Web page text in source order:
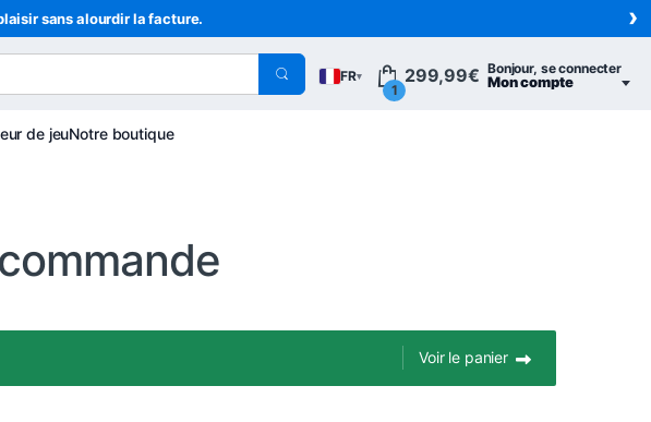
sans alourdir la facture. ›
FR▾ Bonjour, se connecter
Mon compte
1
299,99€
de jeuNotre boutique
Voir le panier